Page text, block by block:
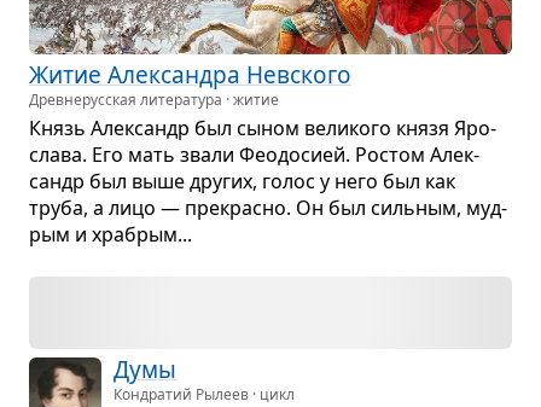
Житие Алек­сан­дра Нев­ского
Древне­русская литература · житие
Князь Алек­сандр был сыном вели­кого князя Яро­
слава. Его мать звали Фео­до­сией. Ростом Алек­
сандр был выше дру­гих, голос у него был как
труба, а лицо — пре­красно. Он был силь­ным, муд­
рым и хра­брым...
Думы
Кондратий Рылеев · цикл